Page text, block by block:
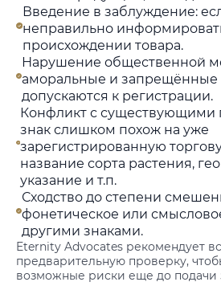
Введение в заблуждение:
неправильно
происхождении товара.
Нарушение общественной
аморальные и
допускаются к регистрации.
Конфликт с существующими
знак слишком похож на уже
зарегистрированную
название сорта растения,
указание и т.п.
Сходство до степени
фонетическое или
другими знаками.
Eternity Advocates рекомендует
предварительную проверку,
возможные риски еще до подачи